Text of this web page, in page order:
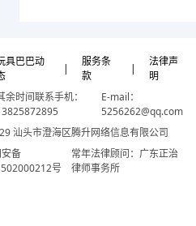
具巴巴动
|
服务条
款
|
法律声
明
余时间联系手机：
E-mail：
5256262@qq.com
汕头市澄海区腾升网络信息有限公司
备
号
常年法律顾问：广东正治
律师事务所